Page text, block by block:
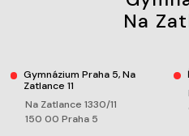
Na
Gymnázium Praha 5, Na
Zatlance 11
Na Zatlance 1330/11
150 00 Praha 5